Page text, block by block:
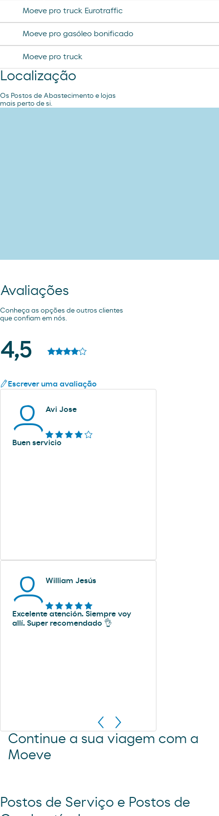
Moeve pro truck Eurotraffic
Moeve pro gasóleo bonificado
Moeve pro truck
Localização
Os Postos de Abastecimento e lojas
mais perto de si.
Avaliações
Conheça as opções de outros clientes
que confiam em nós.
4,5
Escrever uma avaliação
Avi Jose
Buen servicio
William Jesús
Excelente atención. Siempre voy
allí. Super recomendado 👌
Continue a sua viagem com a
Moeve
Postos de Serviço e Postos de